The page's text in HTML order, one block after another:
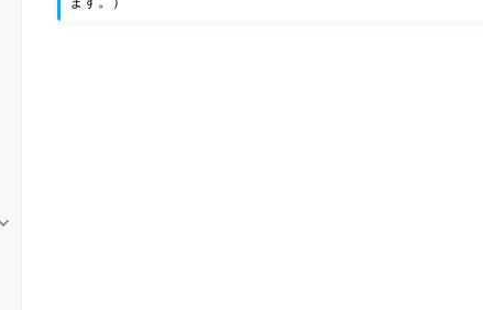
Toggle navigation of サンプルコード